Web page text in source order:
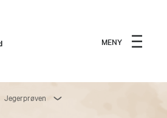
MENY
Jegerprøven